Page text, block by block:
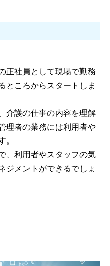
正社員として現場で勤務
ところからスタートしま
介護の仕事の内容を理解
理者の業務には利用者や
。
、利用者やスタッフの気
ジメントができるでしょ